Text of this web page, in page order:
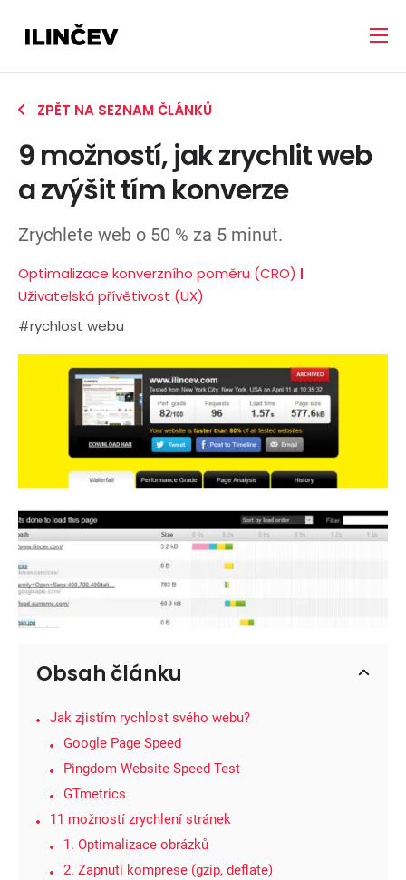
ZPĚT NA SEZNAM ČLÁNKŮ
9 možností, jak zrychlit web
a zvýšit tím konverze
Zrychlete web o 50 % za 5 minut.
Optimalizace konverzního poměru (CRO)
Uživatelská přívětivost (UX)
#rychlost webu
Obsah článku
Jak zjistím rychlost svého webu?
Google Page Speed
Pingdom Website Speed Test
GTmetrics
11 možností zrychlení stránek
1. Optimalizace obrázků
2. Zapnutí komprese (gzip, deflate)